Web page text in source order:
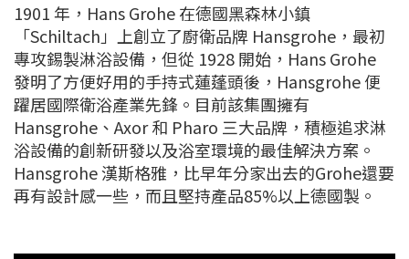
1901 年，Hans Grohe 在德國黑森林小鎮
「Schiltach」上創立了廚衛品牌 Hansgrohe，最初
專攻錫製淋浴設備，但從 1928 開始，Hans Grohe
發明了方便好用的手持式蓮蓬頭後，Hansgrohe 便
躍居國際衛浴產業先鋒。目前該集團擁有
Hansgrohe、Axor 和 Pharo 三大品牌，積極追求淋
浴設備的創新研發以及浴室環境的最佳解決方案。
Hansgrohe 漢斯格雅，比早年分家出去的Grohe還要
再有設計感一些，而且堅持產品85%以上德國製。